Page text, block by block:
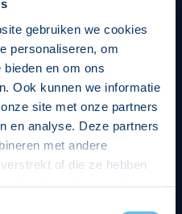
gebruiken we cookies
personaliseren, om
en om ons
Ook kunnen we informatie
site met onze partners
en analyse. Deze partners
met andere
of die ze hebben